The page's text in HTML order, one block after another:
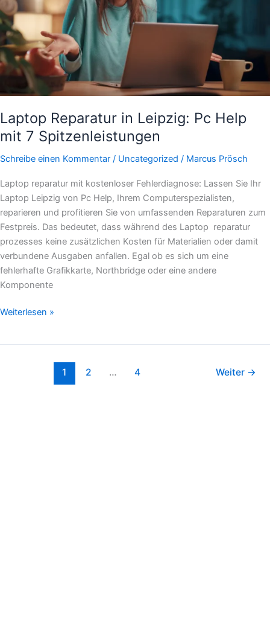
Laptop Reparatur in Leipzig: Pc Help
mit 7 Spitzenleistungen
Schreibe einen Kommentar / Uncategorized / Marcus Prösch
Laptop reparatur mit kostenloser Fehlerdiagnose: Lassen Sie Ihr
Laptop Leipzig von Pc Help, Ihrem Computerspezialisten,
reparieren und profitieren Sie von umfassenden Reparaturen zum
Festpreis. Das bedeutet, dass während des Laptop reparatur
prozesses keine zusätzlichen Kosten für Materialien oder damit
verbundene Ausgaben anfallen. Egal ob es sich um eine
fehlerhafte Grafikkarte, Northbridge oder eine andere
Komponente
mit
7
Spitzenleistungen
Weiterlesen »
1 2 … 4 Weiter →